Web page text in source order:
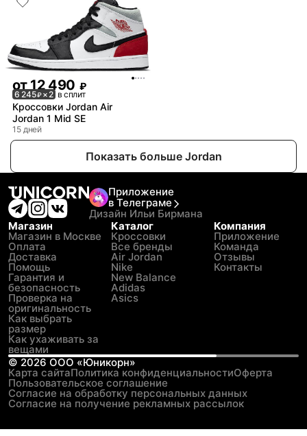
от 12 490 ₽
6 245₽× 2 в сплит
Кроссовки Jordan Air
Jordan 1 Mid SE
15 дней
Показать больше Jordan
Приложение
в Телеграме
Дизайн Ильи Бирмана
Магазин
Магазин в Москве
Оплата
Доставка
Помощь
Гарантия и
безопасность
Проверка на
оригинальность
Как выбрать
размер
Как ухаживать за
вещами
Каталог
Кроссовки
Все бренды
Air Jordan
Nike
New Balance
Adidas
Asics
Компания
Приложение
Команда
Отзывы
Контакты
© 2026 ООО «Юникорн»
Карта сайтаПолитика конфиденциальностиОферта
Пользовательское соглашение
Согласие на обработку персональных данных
Согласие на получение рекламных рассылок